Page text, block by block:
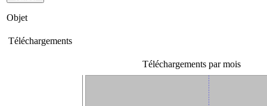
Objet
Téléchargements
Téléchargements par mois